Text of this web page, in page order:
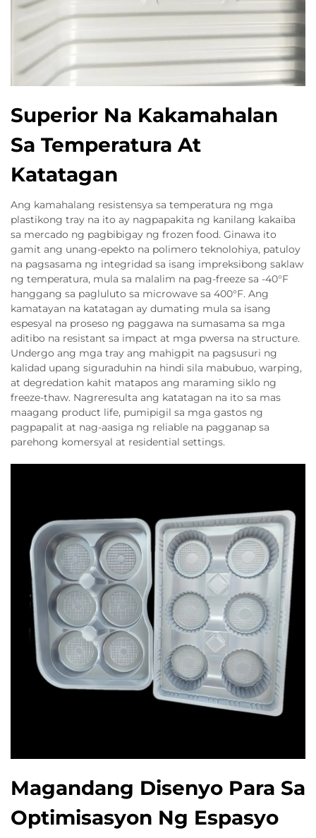
Superior Na Kakamahalan
Sa Temperatura At
Katatagan
Ang kamahalang resistensya sa temperatura ng mga
plastikong tray na ito ay nagpapakita ng kanilang kakaiba
sa mercado ng pagbibigay ng frozen food. Ginawa ito
gamit ang unang-epekto na polimero teknolohiya, patuloy
na pagsasama ng integridad sa isang impreksibong saklaw
ng temperatura, mula sa malalim na pag-freeze sa -40°F
hanggang sa pagluluto sa microwave sa 400°F. Ang
kamatayan na katatagan ay dumating mula sa isang
espesyal na proseso ng paggawa na sumasama sa mga
aditibo na resistant sa impact at mga pwersa na structure.
Undergo ang mga tray ang mahigpit na pagsusuri ng
kalidad upang siguraduhin na hindi sila mabubuo, warping,
at degredation kahit matapos ang maraming siklo ng
freeze-thaw. Nagreresulta ang katatagan na ito sa mas
maagang product life, pumipigil sa mga gastos ng
pagpapalit at nag-aasiga ng reliable na pagganap sa
parehong komersyal at residential settings.
Magandang Disenyo Para Sa
Optimisasyon Ng Espasyo